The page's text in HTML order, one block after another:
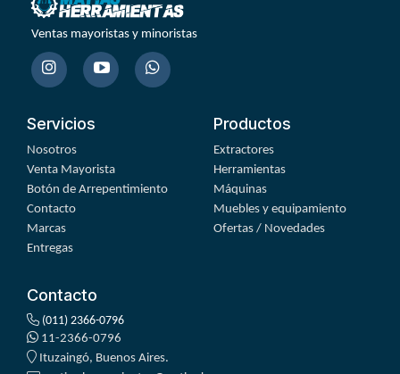
Ventas mayoristas y minoristas
Servicios
Nosotros
Venta Mayorista
Botón de Arrepentimiento
Contacto
Marcas
Entregas
Productos
Extractores
Herramientas
Máquinas
Muebles y equipamiento
Ofertas / Novedades
Contacto
(011) 2366-0796
11-2366-0796
Ituzaingó, Buenos Aires.